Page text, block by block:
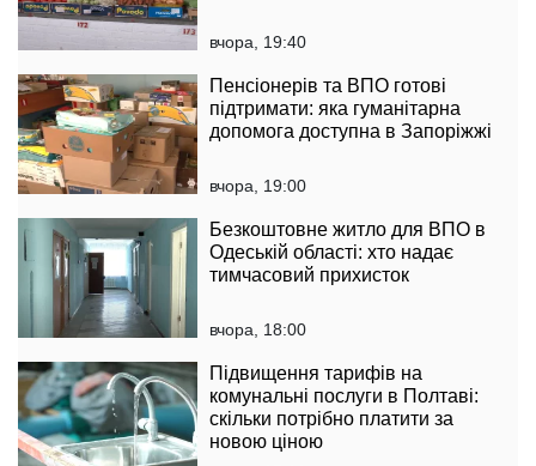
вчора, 19:40
Пенсіонерів та ВПО готові
підтримати: яка гуманітарна
допомога доступна в Запоріжжі
вчора, 19:00
Безкоштовне житло для ВПО в
Одеській області: хто надає
тимчасовий прихисток
вчора, 18:00
Підвищення тарифів на
комунальні послуги в Полтаві:
скільки потрібно платити за
новою ціною